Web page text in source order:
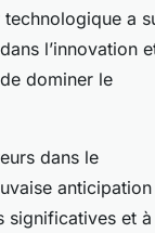
a
l’innovation
dominer le
dans le
anticipation
significatives et à